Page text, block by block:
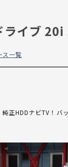
イブ
ス一覧
正HDDナビTV！